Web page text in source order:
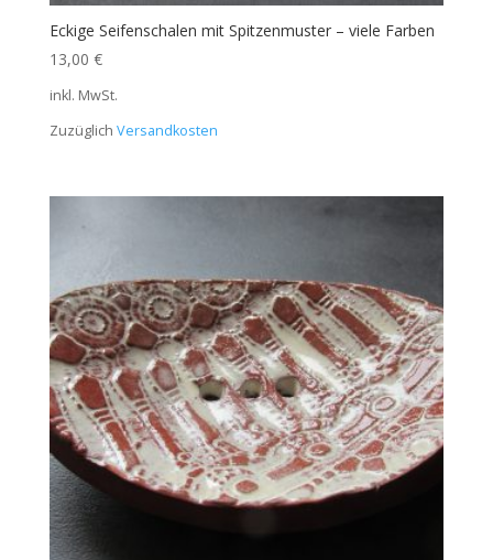
Eckige Seifenschalen mit Spitzenmuster – viele Farben
13,00 €
inkl. MwSt.
Zuzüglich Versandkosten